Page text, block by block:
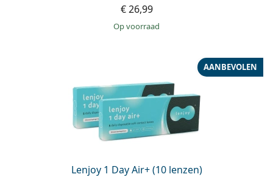
€ 26,99
op voorraad
Lenjoy 1 Day Air+ (10 lenzen)
AANBEVOLEN